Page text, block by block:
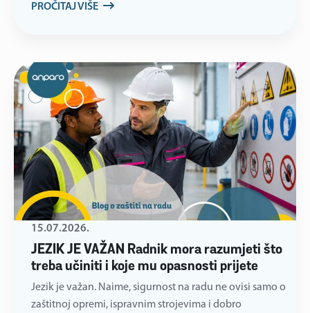
PROČITAJ VIŠE
JEZIK JE VAŽAN Radnik mora razumjeti što
treba učiniti i koje mu opasnosti prijete
15.07.2026.
Jezik je važan. Naime, sigurnost na radu ne ovisi samo o
zaštitnoj opremi, ispravnim strojevima i dobro